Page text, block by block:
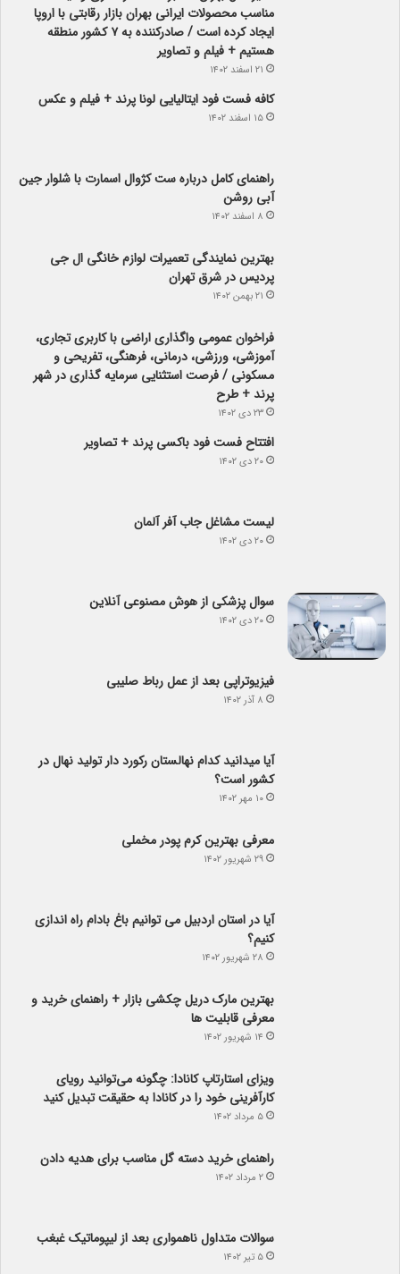
مناسب محصولات ایرانی بهران بازار رقابتی با اروپا
ایجاد کرده است / صادرکننده به ۷ کشور منطقه
هستیم + فیلم و تصاویر
۲۱ اسفند ۱۴۰۲
کافه فست فود ایتالیایی لونا پرند + فیلم و عکس
۱۵ اسفند ۱۴۰۲
راهنمای کامل درباره ست کژوال اسمارت با شلوار جین
آبی روشن
۸ اسفند ۱۴۰۲
بهترین نمایندگی تعمیرات لوازم خانگی ال جی
پردیس در شرق تهران
۲۱ بهمن ۱۴۰۲
فراخوان عمومی واگذاری اراضی با کاربری تجاری،
آموزشی، ورزشی، درمانی، فرهنگی، تفریحی و
مسکونی / فرصت استثنایی سرمایه گذاری در شهر
پرند + طرح
۲۳ دی ۱۴۰۲
افتتاح فست فود باکسی پرند + تصاویر
۲۰ دی ۱۴۰۲
لیست مشاغل جاب آفر آلمان
۲۰ دی ۱۴۰۲
سوال پزشکی از هوش مصنوعی آنلاین
۲۰ دی ۱۴۰۲
فیزیوتراپی بعد از عمل رباط صلیبی
۸ آذر ۱۴۰۲
آیا می­دانید کدام نهالستان رکورد دار تولید نهال­ در
کشور است؟
۱۰ مهر ۱۴۰۲
معرفی بهترین کرم پودر مخملی
۲۹ شهریور ۱۴۰۲
آیا در استان اردبیل می توانیم باغ بادام راه اندازی
کنیم؟
۲۸ شهریور ۱۴۰۲
بهترین مارک دریل چکشی بازار + راهنمای خرید و
معرفی قابلیت ها
۱۴ شهریور ۱۴۰۲
ویزای استارتاپ کانادا: چگونه می‌توانید رویای
کارآفرینی خود را در کانادا به حقیقت تبدیل کنید
۵ مرداد ۱۴۰۲
راهنمای خرید دسته گل مناسب برای هدیه دادن
۲ مرداد ۱۴۰۲
سوالات متداول ناهمواری بعد از لیپوماتیک غبغب
۵ تیر ۱۴۰۲